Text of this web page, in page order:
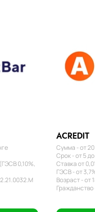
0,10%,
ACREDIT
Сумма - от
Срок - от 5
Ставка от
ГЭСВ - от
Возраст - от